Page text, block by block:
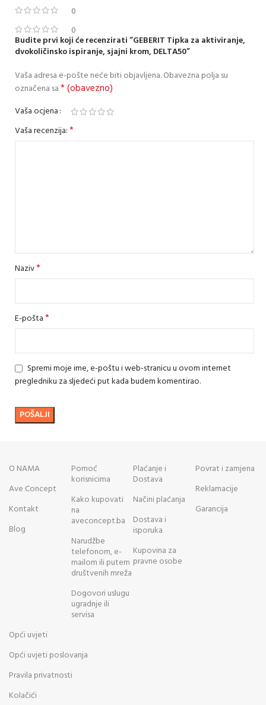
0
0
Budite prvi koji će recenzirati “GEBERIT Tipka za aktiviranje,
dvokoličinsko ispiranje, sjajni krom, DELTA50”
Vaša adresa e-pošte neće biti objavljena.Obavezna polja su
označena sa* (obavezno)
Vaša ocjena
Vaša recenzija:*
Naziv*
E-pošta*
Spremi moje ime, e-poštu i web-stranicu u ovom internet
pregledniku za sljedeći put kada budem komentirao.
O NAMA
Ave Concept
Kontakt
Blog
Pomoć
korisnicima
Kako kupovati
na
aveconcept.ba
Narudžbe
telefonom, e-
mailom ili putem
društvenih mreža
Dogovori uslugu
ugradnje ili
servisa
Plaćanje i
Dostava
Načini plaćanja
Dostava i
isporuka
Kupovina za
pravne osobe
Povrat i zamjena
Reklamacije
Garancija
Opći uvjeti
Opći uvjeti poslovanja
Pravila privatnosti
Kolačići